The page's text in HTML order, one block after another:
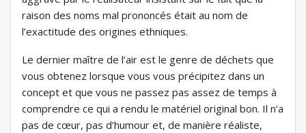
raison des noms mal prononcés était au nom de
l’exactitude des origines ethniques.
Le dernier maître de l’air est le genre de déchets que
vous obtenez lorsque vous vous précipitez dans un
concept et que vous ne passez pas assez de temps à
comprendre ce qui a rendu le matériel original bon. Il n’a
pas de cœur, pas d’humour et, de manière réaliste,